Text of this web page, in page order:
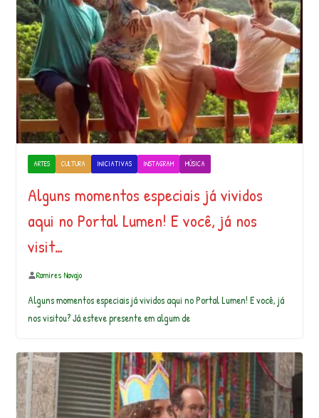
ARTES CULTURA INICIATIVAS INSTAGRAM MÚSICA
Alguns momentos especiais já vividos
aqui no Portal Lumen! E você, já nos
visit…
Ramires Navajo
Alguns momentos especiais já vividos aqui no Portal Lumen! E você, já
nos visitou? Já esteve presente em algum de